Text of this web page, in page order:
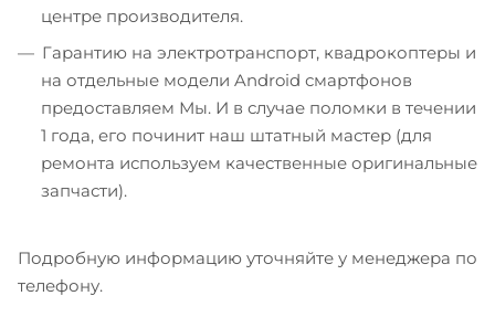
центре производителя.
Гарантию на электротранспорт, квадрокоптеры и
на отдельные модели Android смартфонов
предоставляем Мы. И в случае поломки в течении
1 года, его починит наш штатный мастер (для
ремонта используем качественные оригинальные
запчасти).
Подробную информацию уточняйте у менеджера по
телефону.